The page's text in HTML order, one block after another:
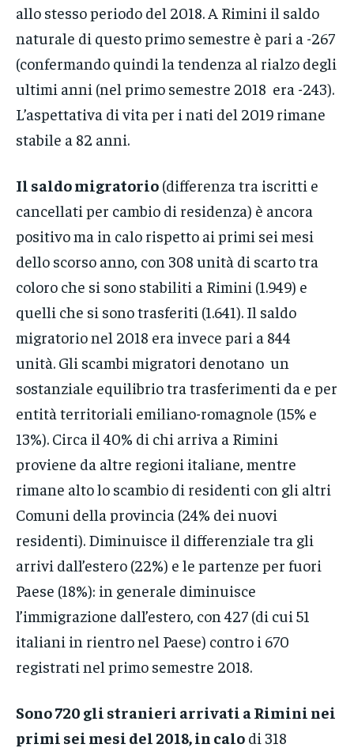
allo stesso periodo del 2018. A Rimini il saldo
naturale di questo primo semestre è pari a -267
(confermando quindi la tendenza al rialzo degli
ultimi anni (nel primo semestre 2018 era -243).
L’aspettativa di vita per i nati del 2019 rimane
stabile a 82 anni.
Il saldo migratorio (differenza tra iscritti e
cancellati per cambio di residenza) è ancora
positivo ma in calo rispetto ai primi sei mesi
dello scorso anno, con 308 unità di scarto tra
coloro che si sono stabiliti a Rimini (1.949) e
quelli che si sono trasferiti (1.641). Il saldo
migratorio nel 2018 era invece pari a 844
unità. Gli scambi migratori denotano un
sostanziale equilibrio tra trasferimenti da e per
entità territoriali emiliano-romagnole (15% e
13%). Circa il 40% di chi arriva a Rimini
proviene da altre regioni italiane, mentre
rimane alto lo scambio di residenti con gli altri
Comuni della provincia (24% dei nuovi
residenti). Diminuisce il differenziale tra gli
arrivi dall’estero (22%) e le partenze per fuori
Paese (18%): in generale diminuisce
l’immigrazione dall’estero, con 427 (di cui 51
italiani in rientro nel Paese) contro i 670
registrati nel primo semestre 2018.
Sono 720 gli stranieri arrivati a Rimini nei
primi sei mesi del 2018, in calo di 318